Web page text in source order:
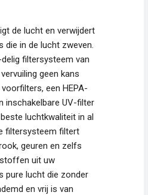
de lucht en verwijdert
die in de lucht zweven.
filtersysteem van
geen kans
een HEPA-
inschakelbare UV-filter
luchtkwaliteit in al
filtersysteem filtert
geuren en zelfs
uit uw
pure lucht die zonder
en vrij is van